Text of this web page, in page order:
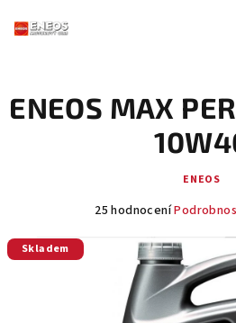
ENEOS MAX
ENEOS
Průměrné
produktu
25 hodnocení
Skladem